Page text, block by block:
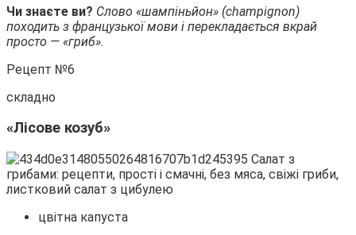
Чи знаєте ви? Слово «шампіньйон» (champignon)
походить з французької мови і перекладається вкрай
просто — «гриб».
Рецепт №6
складно
«Лісове козуб»
цвітна капуста